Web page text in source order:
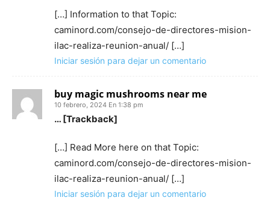
[…] Information to that Topic:
caminord.com/consejo-de-directores-mision-
ilac-realiza-reunion-anual/ […]
Iniciar sesión para dejar un comentario
buy magic mushrooms near me
10 febrero, 2024 En 1:38 pm
… [Trackback]
[…] Read More here on that Topic:
caminord.com/consejo-de-directores-mision-
ilac-realiza-reunion-anual/ […]
Iniciar sesión para dejar un comentario